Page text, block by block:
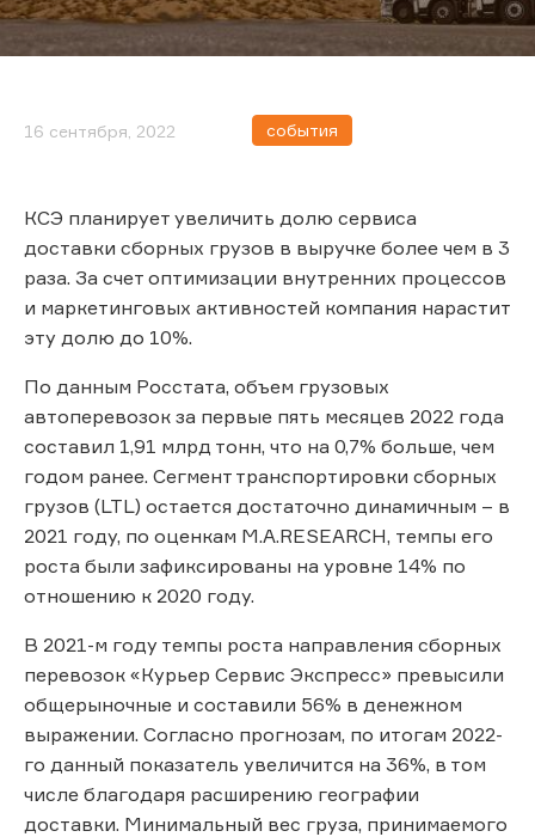
16 сентября, 2022 события
КСЭ планирует увеличить долю сервиса
доставки сборных грузов в выручке более чем в 3
раза. За счет оптимизации внутренних процессов
и маркетинговых активностей компания нарастит
эту долю до 10%.
По данным Росстата, объем грузовых
автоперевозок за первые пять месяцев 2022 года
составил 1,91 млрд тонн, что на 0,7% больше, чем
годом ранее. Сегмент транспортировки сборных
грузов (LTL) остается достаточно динамичным – в
2021 году, по оценкам M.A.RESEARCH, темпы его
роста были зафиксированы на уровне 14% по
отношению к 2020 году.
В 2021-м году темпы роста направления сборных
перевозок «Курьер Сервис Экспресс» превысили
общерыночные и составили 56% в денежном
выражении. Согласно прогнозам, по итогам 2022-
го данный показатель увеличится на 36%, в том
числе благодаря расширению географии
доставки. Минимальный вес груза, принимаемого